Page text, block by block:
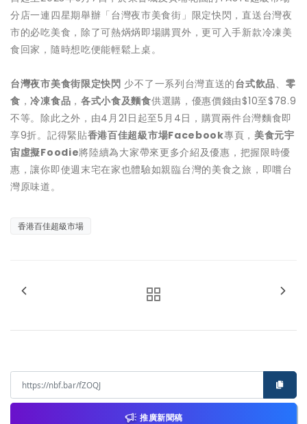
分店一連四星期舉辦「台灣夜市美食街」限定快閃，直送台灣夜
市的必吃美食，除了可熱焫焫即場購買外，更可入手新款冷凍美
食回家，隨時想吃便能輕鬆上桌。
台灣夜市美食街限定快閃 少不了一系列台灣直送的台式飲品、 零
食 ，冷凍食品 ， 各式小食及麵食供選購，優惠價錢由$10至$78.9
不等。除此之外，由4月21日起至5月4日，購買兩件台灣麵食即
享9折。記得緊貼香港百佳超級市場Facebook專頁， 美食元宇
宙虛擬Foodie將陸續為大家帶來更多介紹及優惠，把握限時優
惠，讓你即使週末宅在家也體驗如親臨台灣的美食之旅，即嚐台
灣原味道。
香港百佳超級市場
推廣新聞稿